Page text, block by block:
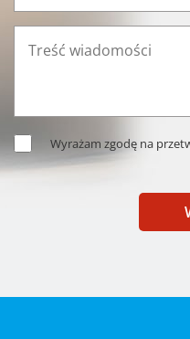
Wyrażam zgodę na